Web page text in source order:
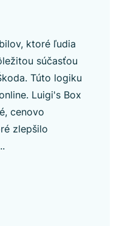
ktoré ľudia
súčasťou
Túto logiku
Luigi's Box
cenovo
zlepšilo